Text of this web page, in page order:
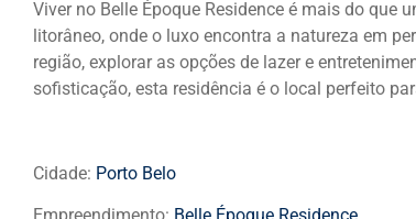
Viver no Belle Époque Residence é mais do que
litorâneo, onde o luxo encontra a natureza em
região, explorar as opções de lazer e
sofisticação, esta residência é o local perfeito
Cidade: Porto Belo